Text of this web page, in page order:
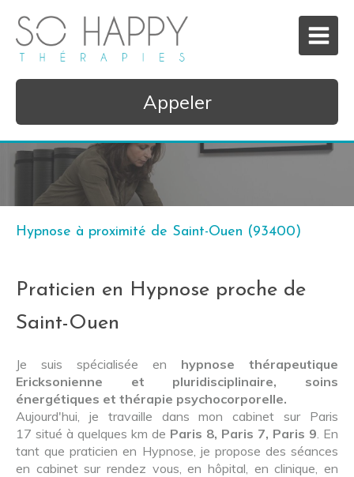
Appeler
Hypnose à proximité de Saint-Ouen (93400)
Praticien en Hypnose proche de
Saint-Ouen
Je suis spécialisée en hypnose thérapeutique
Ericksonienne et pluridisciplinaire, soins
énergétiques et thérapie psychocorporelle.
Aujourd'hui, je travaille dans mon cabinet sur Paris
17 situé à quelques km de Paris 8, Paris 7, Paris 9. En
tant que praticien en Hypnose, je propose des séances
en cabinet sur rendez vous, en hôpital, en clinique, en